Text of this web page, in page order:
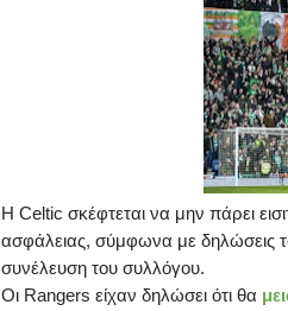
Η Celtic σκέφτεται να μην πάρει
ασφάλειας, σύμφωνα με δηλώσεις
συνέλευση του συλλόγου.
Οι Rangers είχαν δηλώσει ότι θα